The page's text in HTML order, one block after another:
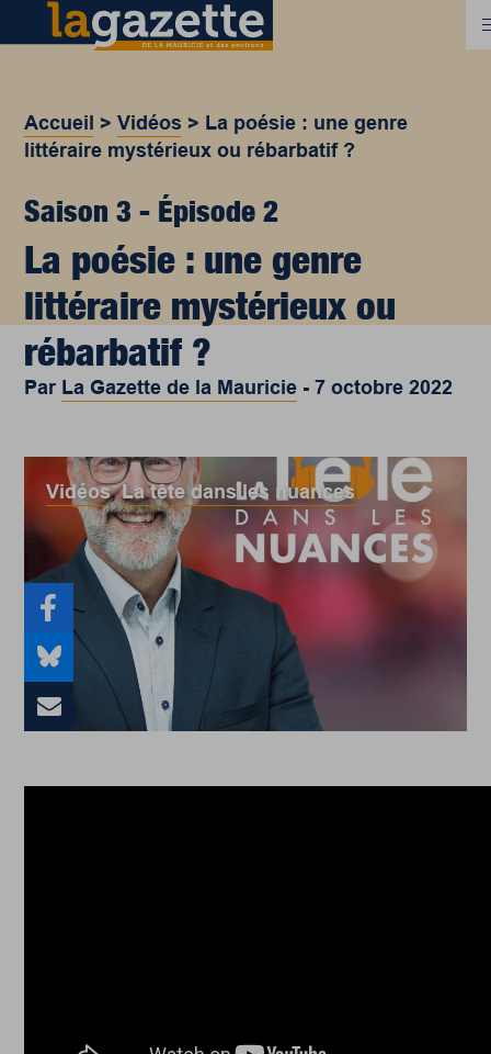
Accueil >Vidéos > La poésie : une genre
littéraire mystérieux ou rébarbatif ?
Saison 3 - Épisode 2
La poésie : une genre
littéraire mystérieux ou
rébarbatif ?
Par La Gazette de la Mauricie -7 octobre 2022
Vidéos,La tête dans les nuances